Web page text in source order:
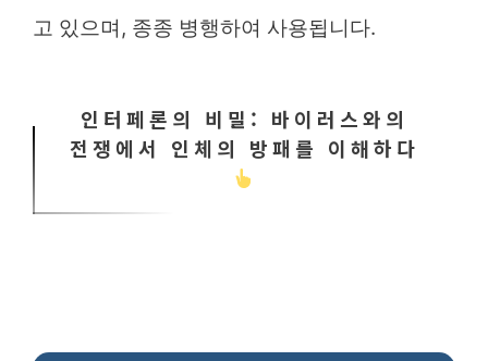
고 있으며, 종종 병행하여 사용됩니다.
인터페론의 비밀: 바이러스와의
전쟁에서 인체의 방패를 이해하다